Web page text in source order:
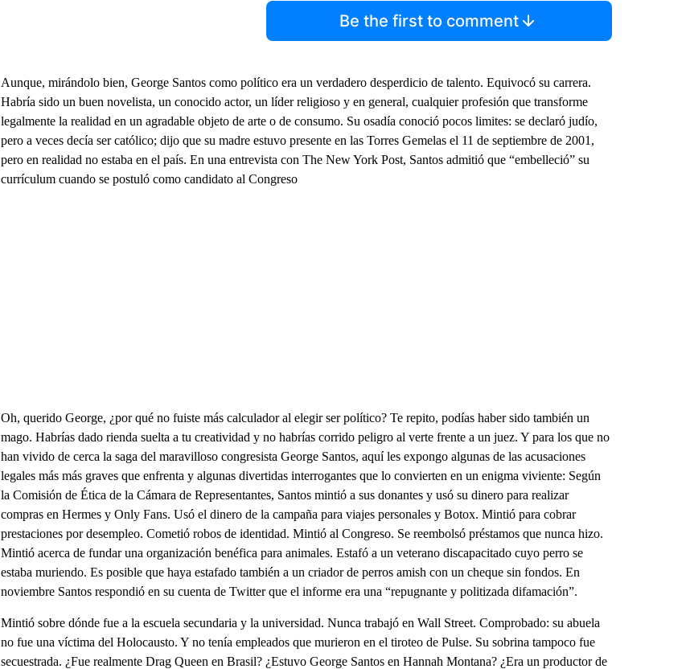
Be the first to comment
Aunque, mirándolo bien, George Santos como político era un verdadero desperdicio de talento. Equivocó su carrera.
Habría sido un buen novelista, un conocido actor, un líder religioso y en general, cualquier profesión que transforme
legalmente la realidad en un agradable objeto de arte o de consumo. Su osadía conoció pocos limites: se declaró judío,
pero a veces decía ser católico; dijo que su madre estuvo presente en las Torres Gemelas el 11 de septiembre de 2001,
pero en realidad no estaba en el país. En una entrevista con The New York Post, Santos admitió que “embelleció” su
currículum cuando se postuló como candidato al Congreso
Oh, querido George, ¿por qué no fuiste más calculador al elegir ser político? Te repito, podías haber sido también un
mago. Habrías dado rienda suelta a tu creatividad y no habrías corrido peligro al verte frente a un juez. Y para los que no
han vivido de cerca la saga del maravilloso congresista George Santos, aquí les expongo algunas de las acusaciones
legales más más graves que enfrenta y algunas divertidas interrogantes que lo convierten en un enigma viviente: Según
la Comisión de Ética de la Cámara de Representantes, Santos mintió a sus donantes y usó su dinero para realizar
compras en Hermes y Only Fans. Usó el dinero de la campaña para viajes personales y Botox. Mintió para cobrar
prestaciones por desempleo. Cometió robos de identidad. Mintió al Congreso. Se reembolsó préstamos que nunca hizo.
Mintió acerca de fundar una organización benéfica para animales. Estafó a un veterano discapacitado cuyo perro se
estaba muriendo. Es posible que haya estafado también a un criador de perros amish con un cheque sin fondos. En
noviembre Santos respondió en su cuenta de Twitter que el informe era una “repugnante y politizada difamación”.
Mintió sobre dónde fue a la escuela secundaria y la universidad. Nunca trabajó en Wall Street. Comprobado: su abuela
no fue una víctima del Holocausto. Y no tenía empleados que murieron en el tiroteo de Pulse. Su sobrina tampoco fue
secuestrada. ¿Fue realmente Drag Queen en Brasil? ¿Estuvo George Santos en Hannah Montana? ¿Era un productor de